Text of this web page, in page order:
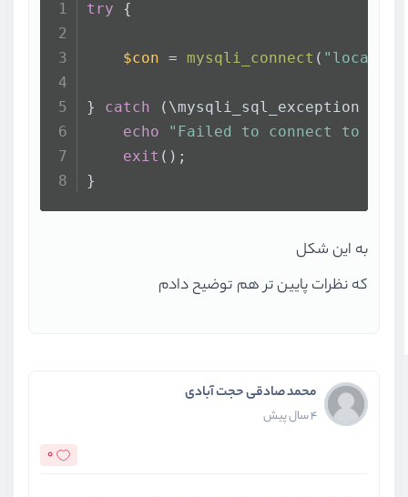
try {
$con = mysqli_connect (
} catch (\mysqli_sql_exception
echo
"Failed to connect to
exit ();
}
به این شکل
که نظرات پایین تر هم توضیح دادم
محمد صادقی حجت آبادی
4 سال پیش
0